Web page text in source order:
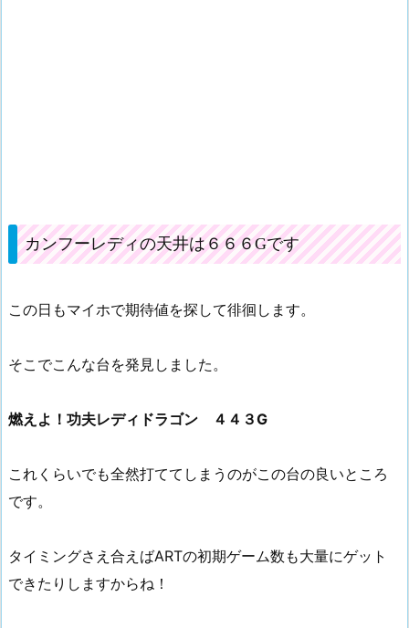
カンフーレディの天井は６６６Gです
この日もマイホで期待値を探して徘徊します。
そこでこんな台を発見しました。
燃えよ！功夫レディドラゴン ４４３G
これくらいでも全然打ててしまうのがこの台の良いところ
です。
タイミングさえ合えばARTの初期ゲーム数も大量にゲット
できたりしますからね！